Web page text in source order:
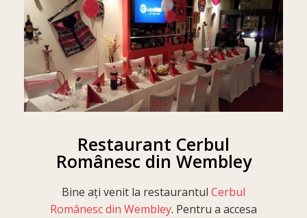
Restaurant Cerbul
Românesc din Wembley
Bine ați venit la restaurantul Cerbul
Românesc din Wembley. Pentru a accesa